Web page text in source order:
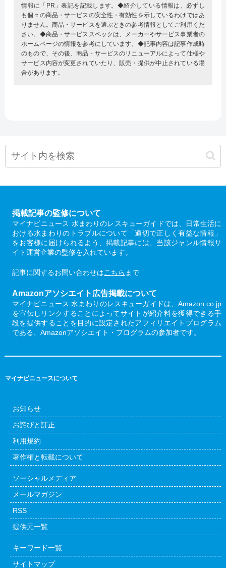
情報に「PR」表記を記載します。◆紹介している情報は、必ずし
も個々の商品・サービスの安全性・有効性を示しているわけではあ
りません。商品・サービスを選ぶときの参考情報としてご利用くだ
さい。◆商品・サービススペックは、メーカーやサービス事業者の
ホームページの情報を参考にしています。◆記事内容は記事作成時
のもので、その後、商品・サービスのリニューアルによって仕様や
サービス内容が変更されていたり、販売・提供が中止されている場
合があります。
掲載記事の監修について
マイナビニュース 水まわりのレスキューガイドでは、日常生活に
おける水まわりのトラブルについて「適切で正しく有益な情報」
をお客様に届けられるよう、掲載記事には、当該ジャンル情報サ
イト運営企業の監修を入れています。
記事に関するお問い合わせはこちら まで
Amazonアソシエイト広告掲載について
マイナビニュース 水まわりのレスキューガイドは、Amazon.co.jp
を宣伝しリンクすることによってサイトが紹介料を獲得できる手
段を提供することを目的に設定されたアフィリエイトプログラム
である、Amazonアソシエイト・プログラムの参加者です。
マイナビニュースについて
お知らせ
お詫びと訂正
利用規約
著作権と転載について
ソーシャルメディア
メールマガジン
RSS
提供元一覧
キーワード一覧
サイトマップ